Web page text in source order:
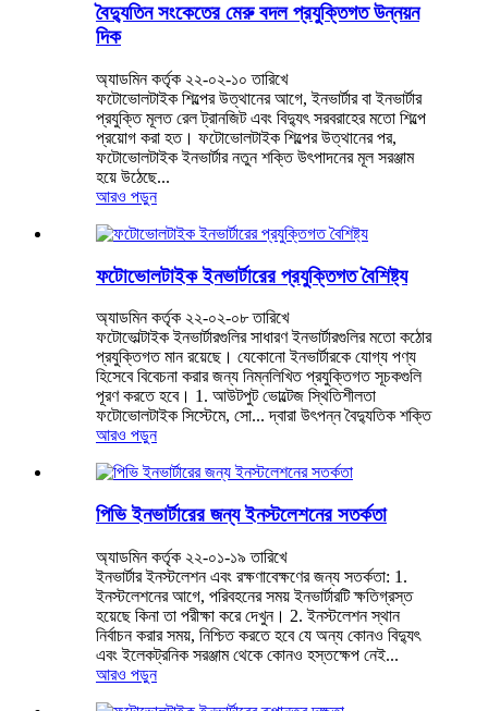
বৈদ্যুতিন সংকেতের মেরু বদল প্রযুক্তিগত উন্নয়ন
দিক
অ্যাডমিন কর্তৃক ২২-০২-১০ তারিখে
ফটোভোলটাইক শিল্পের উত্থানের আগে, ইনভার্টার বা ইনভার্টার
প্রযুক্তি মূলত রেল ট্রানজিট এবং বিদ্যুৎ সরবরাহের মতো শিল্পে
প্রয়োগ করা হত। ফটোভোলটাইক শিল্পের উত্থানের পর,
ফটোভোলটাইক ইনভার্টার নতুন শক্তি উৎপাদনের মূল সরঞ্জাম
হয়ে উঠেছে...
আরও পড়ুন
ফটোভোলটাইক ইনভার্টারের প্রযুক্তিগত বৈশিষ্ট্য
অ্যাডমিন কর্তৃক ২২-০২-০৮ তারিখে
ফটোভোল্টাইক ইনভার্টারগুলির সাধারণ ইনভার্টারগুলির মতো কঠোর
প্রযুক্তিগত মান রয়েছে। যেকোনো ইনভার্টারকে যোগ্য পণ্য
হিসেবে বিবেচনা করার জন্য নিম্নলিখিত প্রযুক্তিগত সূচকগুলি
পূরণ করতে হবে। 1. আউটপুট ভোল্টেজ স্থিতিশীলতা
ফটোভোলটাইক সিস্টেমে, সো... দ্বারা উৎপন্ন বৈদ্যুতিক শক্তি
আরও পড়ুন
পিভি ইনভার্টারের জন্য ইনস্টলেশনের সতর্কতা
অ্যাডমিন কর্তৃক ২২-০১-১৯ তারিখে
ইনভার্টার ইনস্টলেশন এবং রক্ষণাবেক্ষণের জন্য সতর্কতা: 1.
ইনস্টলেশনের আগে, পরিবহনের সময় ইনভার্টারটি ক্ষতিগ্রস্ত
হয়েছে কিনা তা পরীক্ষা করে দেখুন। 2. ইনস্টলেশন স্থান
নির্বাচন করার সময়, নিশ্চিত করতে হবে যে অন্য কোনও বিদ্যুৎ
এবং ইলেকট্রনিক সরঞ্জাম থেকে কোনও হস্তক্ষেপ নেই...
আরও পড়ুন